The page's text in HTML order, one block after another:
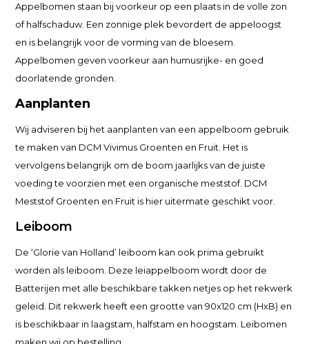
Appelbomen staan bij voorkeur op een plaats in de volle zon
of halfschaduw. Een zonnige plek bevordert de appeloogst
en is belangrijk voor de vorming van de bloesem.
Appelbomen geven voorkeur aan humusrijke- en goed
doorlatende gronden.
Aanplanten
Wij adviseren bij het aanplanten van een appelboom gebruik
te maken van DCM Vivimus Groenten en Fruit. Het is
vervolgens belangrijk om de boom jaarlijks van de juiste
voeding te voorzien met een organische meststof. DCM
Meststof Groenten en Fruit is hier uitermate geschikt voor.
Leiboom
De ‘Glorie van Holland’ leiboom kan ook prima gebruikt
worden als leiboom. Deze leiappelboom wordt door de
Batterijen met alle beschikbare takken netjes op het rekwerk
geleid. Dit rekwerk heeft een grootte van 90x120 cm (HxB) en
is beschikbaar in laagstam, halfstam en hoogstam. Leibomen